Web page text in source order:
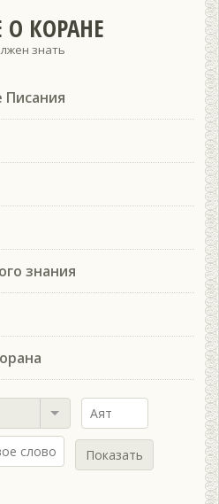
О КОРАНЕ
знать
знания
Показать